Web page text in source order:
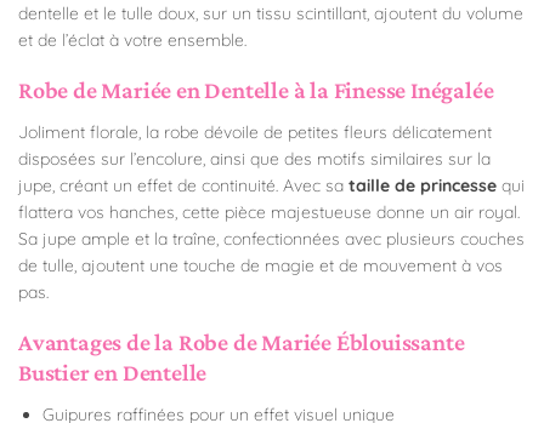
dentelle et le tulle doux, sur un tissu scintillant, ajoutent du volume
et de l’éclat à votre ensemble.
Robe de Mariée en Dentelle à la Finesse Inégalée
Joliment florale, la robe dévoile de petites fleurs délicatement
disposées sur l’encolure, ainsi que des motifs similaires sur la
jupe, créant un effet de continuité. Avec sa taille de princesse qui
flattera vos hanches, cette pièce majestueuse donne un air royal.
Sa jupe ample et la traîne, confectionnées avec plusieurs couches
de tulle, ajoutent une touche de magie et de mouvement à vos
pas.
Avantages de la Robe de Mariée Éblouissante
Bustier en Dentelle
Guipures raffinées pour un effet visuel unique